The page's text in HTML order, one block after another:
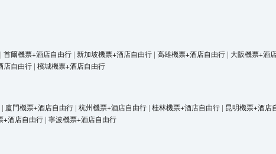
首爾機票+酒店自由行 | 新加坡機票+酒店自由行 | 高雄機票+酒店自由行 | 大阪機票+酒
店自由行 | 檳城機票+酒店自由行
| 廈門機票+酒店自由行 | 杭州機票+酒店自由行 | 桂林機票+酒店自由行 | 昆明機票+酒店
+酒店自由行 | 寧波機票+酒店自由行